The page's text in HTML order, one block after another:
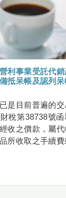
利事業受託代銷
抵呆帳及認列呆
是目前普遍的交
稅第38738號函
收之價款，屬代
所收取之手續費